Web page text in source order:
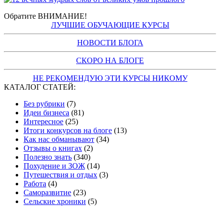
Обратите ВНИМАНИЕ!
ЛУЧШИЕ ОБУЧАЮЩИЕ КУРСЫ
НОВОСТИ БЛОГА
СКОРО НА БЛОГЕ
НЕ РЕКОМЕНДУЮ ЭТИ КУРСЫ НИКОМУ
КАТАЛОГ СТАТЕЙ:
Без рубрики (7)
Идеи бизнеса (81)
Интересное (25)
Итоги конкурсов на блоге (13)
Как нас обманывают (34)
Отзывы о книгах (2)
Полезно знать (340)
Похудение и ЗОЖ (14)
Путешествия и отдых (3)
Работа (4)
Саморазвитие (23)
Сельские хроники (5)